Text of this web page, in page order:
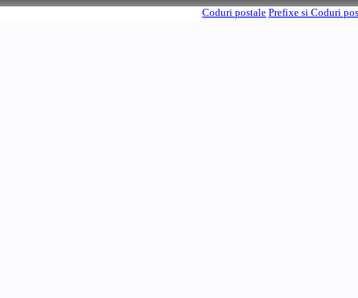
Coduri postale Prefixe si Coduri